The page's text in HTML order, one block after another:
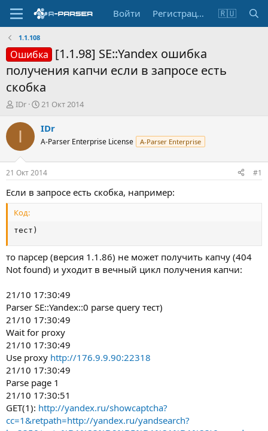
Войти Регистрация 🇷🇺
1.1.108
Ошибка [1.1.98] SE::Yandex ошибка
получения капчи если в запросе есть
скобка
А
т
т
е
м
ы
IDr
Д
т
н
ч
а
л
а
21 Окт 2014
I IDr
A-Parser Enterprise License A-Parser Enterprise
21 Окт 2014 #1
Если в запросе есть скобка, например:
Код:
тест)
то парсер (версия 1.1.86) не может получить капчу (404
Not found) и уходит в вечный цикл получения капчи:
21/10 17:30:49
Parser SE::Yandex::0 parse query тест)
21/10 17:30:49
Wait for proxy
21/10 17:30:49
Use proxy http://176.9.9.90:22318
21/10 17:30:49
Parse page 1
21/10 17:30:51
GET(1): http://yandex.ru/showcaptcha?
cc=1&retpath=http://yandex.ru/yandsearch?